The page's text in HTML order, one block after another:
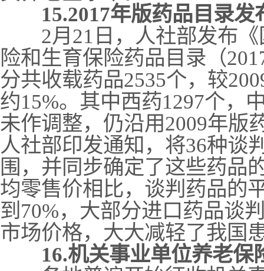
15.2017年版药品目录发
2月21日，人社部发布《
险和生育保险药品目录（
分共收载药品2535个，较
约15%。其中西药1297个，
未作调整，仍沿用2009年版
人社部印发通知，将36种谈
围，并同步确定了这些药品
均零售价相比，谈判药品的
到70%，大部分进口药品谈
市场价格，大大减轻了我国
16.机关事业单位养老保